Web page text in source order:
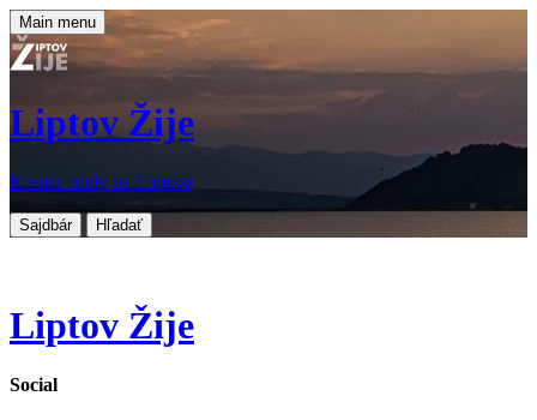
Main menu
Liptov Žije
Koniec nudy na Liptove
Sajdbár Hľadať
Liptov Žije
Social